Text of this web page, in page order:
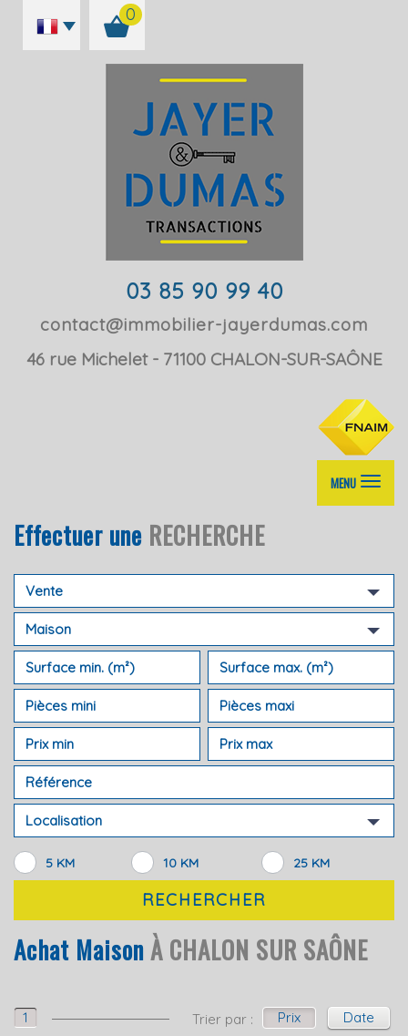
0
03 85 90 99 40
contact@immobilier-jayerdumas.com
46 rue Michelet
71100 CHALON-SUR-SAÔNE
MENU
Effectuer une RECHERCHE
Vente
Maison
Localisation
5 KM 10 KM 25 KM
RECHERCHER
Achat MaisonÀ CHALON SUR SAÔNE
1 Trier par : Prix Date